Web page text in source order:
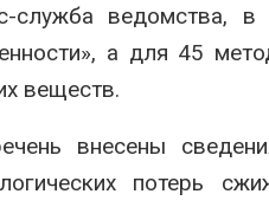
служба ведомства,
а для 45
веществ.
внесены
потерь